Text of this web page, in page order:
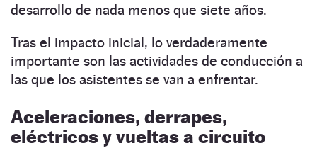
desarrollo de nada menos que siete años.
Tras el impacto inicial, lo verdaderamente
importante son las actividades de conducción a
las que los asistentes se van a enfrentar.
Aceleraciones, derrapes,
eléctricos y vueltas a circuito